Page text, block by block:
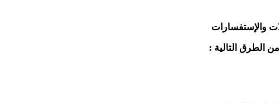
والإستفسارات
الطرق التالية :